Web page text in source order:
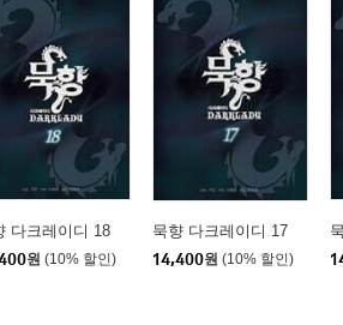
다크레이디 18
원 (10% 할인)
묵향 다크레이디 17
14,400원 (10% 할인)